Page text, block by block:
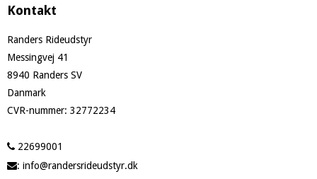
Kontakt
Randers Rideudstyr
Messingvej 41
8940 Randers SV
Danmark
CVR-nummer: 32772234
22699001
: info@randersrideudstyr.dk